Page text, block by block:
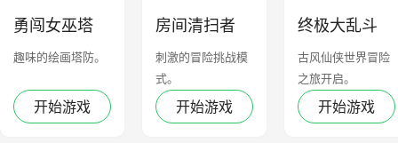
勇闯女巫塔
趣味的绘画塔防。
开始游戏
房间清扫者
刺激的冒险挑战模
式。
开始游戏
终极大乱斗
古风仙侠世界冒险
之旅开启。
开始游戏